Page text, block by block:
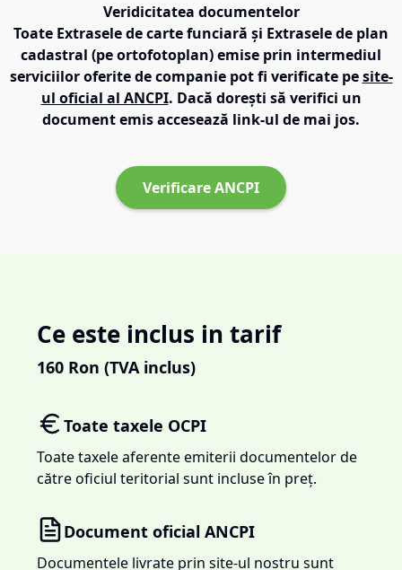
Veridicitatea documentelor
Toate Extrasele de carte funciară și Extrasele de plan
cadastral (pe ortofotoplan) emise prin intermediul
serviciilor oferite de companie pot fi verificate pe site-
ul oficial al ANCPI. Dacă dorești să verifici un
document emis accesează link-ul de mai jos.
Verificare ANCPI
Ce este inclus in tarif
160 Ron (TVA inclus)
Toate taxele OCPI
Toate taxele aferente emiterii documentelor de
către oficiul teritorial sunt incluse în preț.
Document oficial ANCPI
Documentele livrate prin site-ul nostru sunt